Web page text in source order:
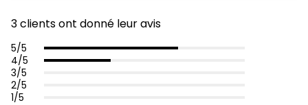
3 clients ont donné leur avis
5/5
4/5
3/5
2/5
1/5